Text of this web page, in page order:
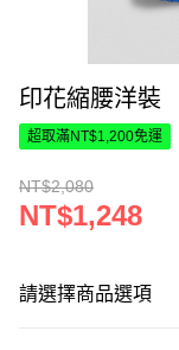
印花縮腰洋裝
超取滿NT$1,200免運
NT$2,080
NT$1,248
請選擇商品選項